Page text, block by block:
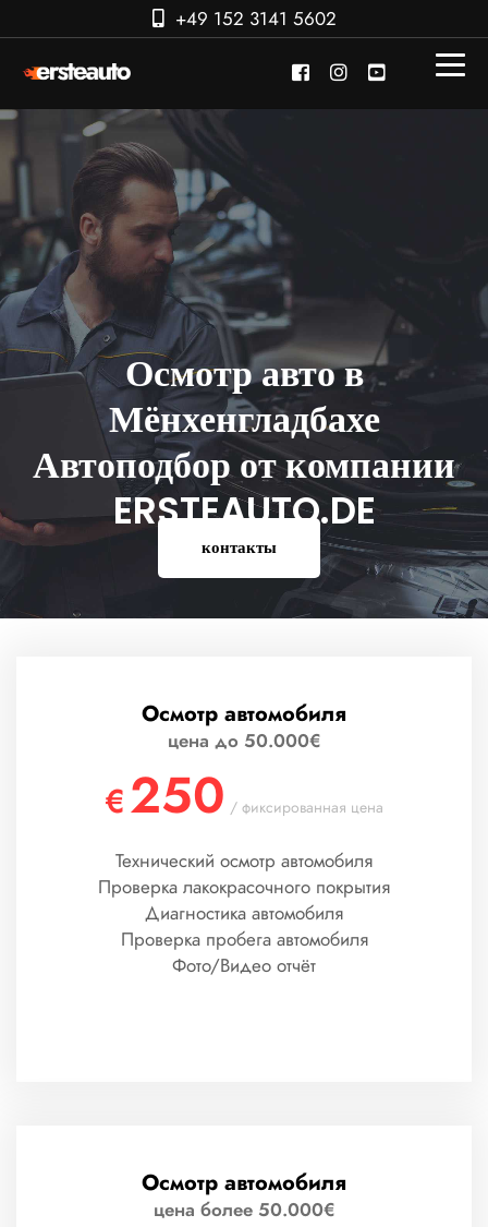
+49 152 3141 5602
Осмотр авто в
Мёнхенгладбахе
Автоподбор от компании
ERSTEAUTO.DE
контакты
Осмотр автомобиля
цена до 50.000€
€250 / фиксированная цена
Технический осмотр автомобиля
Проверка лакокрасочного покрытия
Диагностика автомобиля
Проверка пробега автомобиля
Фото/Видео отчёт
Осмотр автомобиля
цена более 50.000€